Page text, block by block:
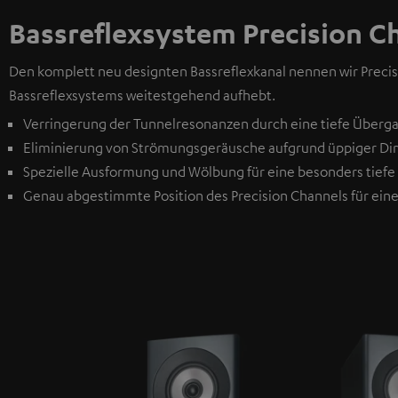
Bassreflexsystem Precision
Den komplett neu designten Bassreflexkanal nennen wir
Bassreflexsystems weitestgehend aufhebt.
Verringerung der Tunnelresonanzen durch eine tiefe
Eliminierung von Strömungsgeräusche aufgrund üppiger
Spezielle Ausformung und Wölbung für eine besonders
Genau abgestimmte Position des Precision Channels für